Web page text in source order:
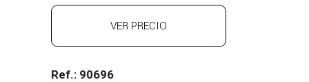
VER PRECIO
Ref.: 90696